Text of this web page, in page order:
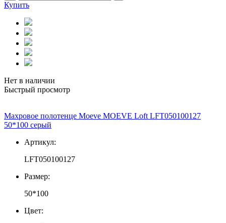
Купить
Нет в наличии
Быстрый просмотр
Махровое полотенце Moeve MOEVE Loft LFT050100127
50*100 серый
Артикул:
LFT050100127
Размер:
50*100
Цвет: